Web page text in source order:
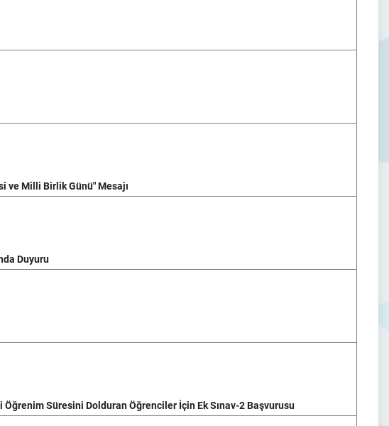
ve Milli Birlik Günü" Mesajı
Duyuru
Öğrenim Süresini Dolduran Öğrenciler İçin Ek Sınav-2 Başvurusu